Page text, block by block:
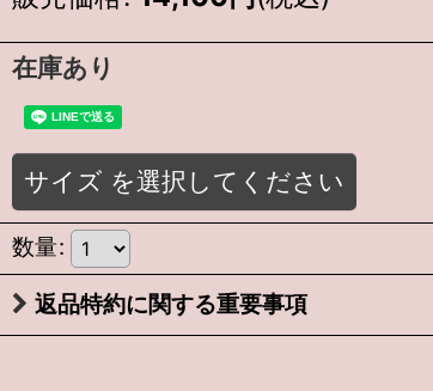
在庫あり
サイズ を選択してください
数量:
返品特約に関する重要事項